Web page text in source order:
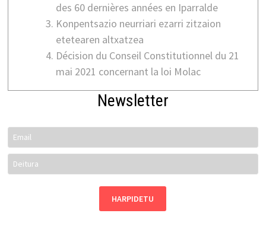
des 60 dernières années en Iparralde
Konpentsazio neurriari ezarri zitzaion
etetearen altxatzea
Décision du Conseil Constitutionnel du 21
mai 2021 concernant la loi Molac
Newsletter